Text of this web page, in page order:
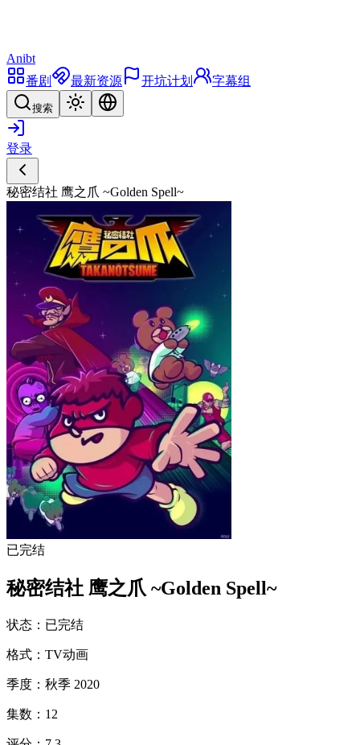
Anibt
番剧
最新资源 开坑计划 字幕组
搜索
登录
秘密结社 鹰之爪 ~Golden Spell~
已完结
秘密结社 鹰之爪 ~Golden Spell~
状态 ： 已完结
格式 ： TV动画
季度 ： 秋季 2020
集数 ： 12